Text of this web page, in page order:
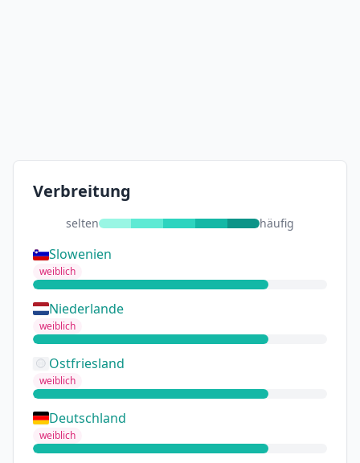
Verbreitung
selten häufig
Slowenien
weiblich
Niederlande
weiblich
Ostfriesland
weiblich
Deutschland
weiblich